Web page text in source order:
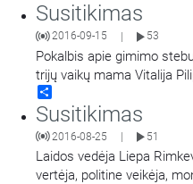
Susitikimas
2016-09-15 53
Pokalbis apie gimimo
trijų vaikų mama Vitalija
Liepa Rimkevičienė.
Susitikimas
2016-08-25 51
Laidos vedėja Liepa
vertėja, politine veikėja,